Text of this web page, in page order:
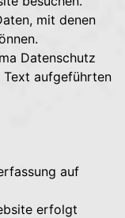
mit denen
Datenschutz
Text aufgeführten
auf
erfolgt